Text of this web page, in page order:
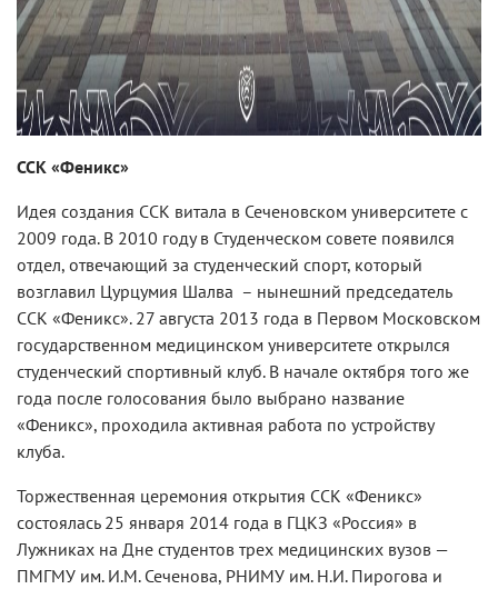
ССК «Феникс»
Идея создания ССК витала в Сеченовском университете с
2009 года. В 2010 году в Студенческом совете появился
отдел, отвечающий за студенческий спорт, который
возглавил Цурцумия Шалва – нынешний председатель
ССК «Феникс». 27 августа 2013 года в Первом Московском
государственном медицинском университете открылся
студенческий спортивный клуб. В начале октября того же
года после голосования было выбрано название
«Феникс», проходила активная работа по устройству
клуба.
Торжественная церемония открытия ССК «Феникс»
состоялась 25 января 2014 года в ГЦКЗ «Россия» в
Лужниках на Дне студентов трех медицинских вузов —
ПМГМУ им. И.М. Сеченова, РНИМУ им. Н.И. Пирогова и